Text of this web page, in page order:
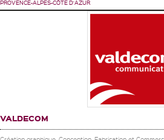
PROVENCE-ALPES-CÔTE D'AZUR
VALDECOM